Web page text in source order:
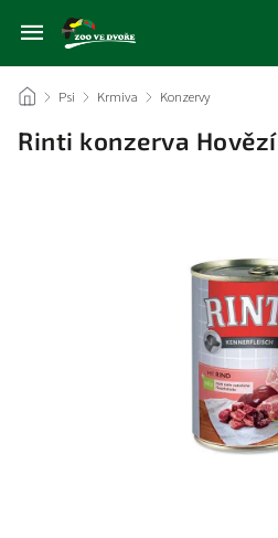
/ Psi / Krmiva / Konzervy
Rinti konzerva Hovězí